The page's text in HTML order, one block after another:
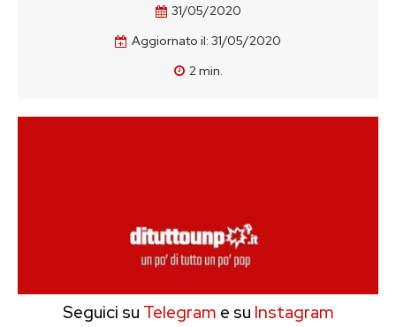
31/05/2020
Aggiornato il: 31/05/2020
2min.
Seguici su Telegram e su Instagram